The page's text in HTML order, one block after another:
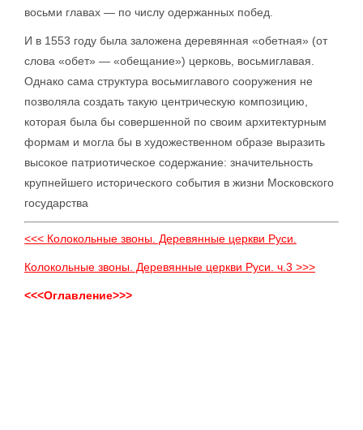
восьми главах — по числу одержанных побед.
И в 1553 году была заложена деревянная «обетная» (от
слова «обет» — «обещание») церковь, восьмиглавая.
Однако сама структура восьмиглавого сооружения не
позволяла создать такую центрическую композицию,
которая была бы совершенной по своим архитектурным
формам и могла бы в художественном образе выразить
высокое патриотическое содержание: значительность
крупнейшего исторического события в жизни Московского
государства
<<< Колокольные звоны. Деревянные церкви Руси.
Колокольные звоны. Деревянные церкви Руси. ч.3 >>>
<<<Оглавление>>>